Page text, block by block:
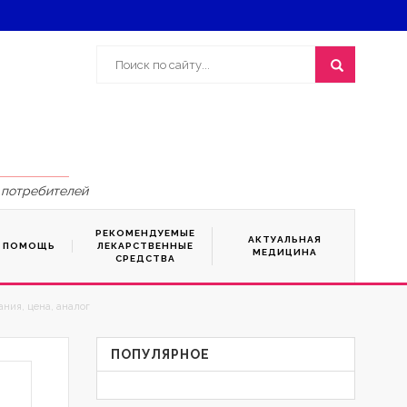
ПОМОЩЬ
РЕКОМЕНДУЕМЫЕ
ЛЕКАРСТВЕННЫЕ
СРЕДСТВА
АКТУАЛЬНАЯ
МЕДИЦИНА
цена, аналог
ПОПУЛЯРНОЕ